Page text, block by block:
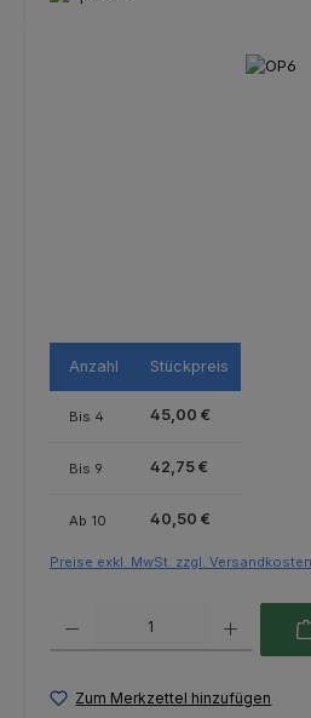
Anzahl Stückpreis
Bis 4 45,00 €
Bis 9 42,75 €
Ab 10 40,50 €
Preise exkl. MwSt. zzgl. Versandkosten
Zum Merkzettel hinzufügen